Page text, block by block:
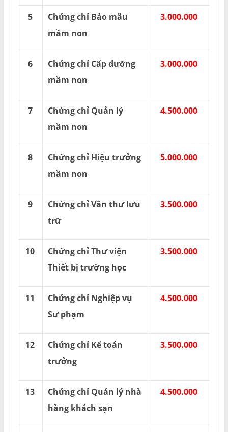
5
Chứng chỉ Bảo mẫu
mầm non
3.000.000
6
Chứng chỉ Cấp dưỡng
mầm non
3.000.000
7
Chứng chỉ Quản lý
mầm non
4.500.000
8
Chứng chỉ Hiệu trưởng
mầm non
5.000.000
9
Chứng chỉ Văn thư lưu
trữ
3.500.000
10
Chứng chỉ Thư viện
Thiết bị trường học
3.500.000
11
Chứng chỉ Nghiệp vụ
Sư phạm
4.500.000
12
Chứng chỉ Kế toán
trưởng
3.500.000
13
Chứng chỉ Quản lý nhà
hàng khách sạn
4.500.000